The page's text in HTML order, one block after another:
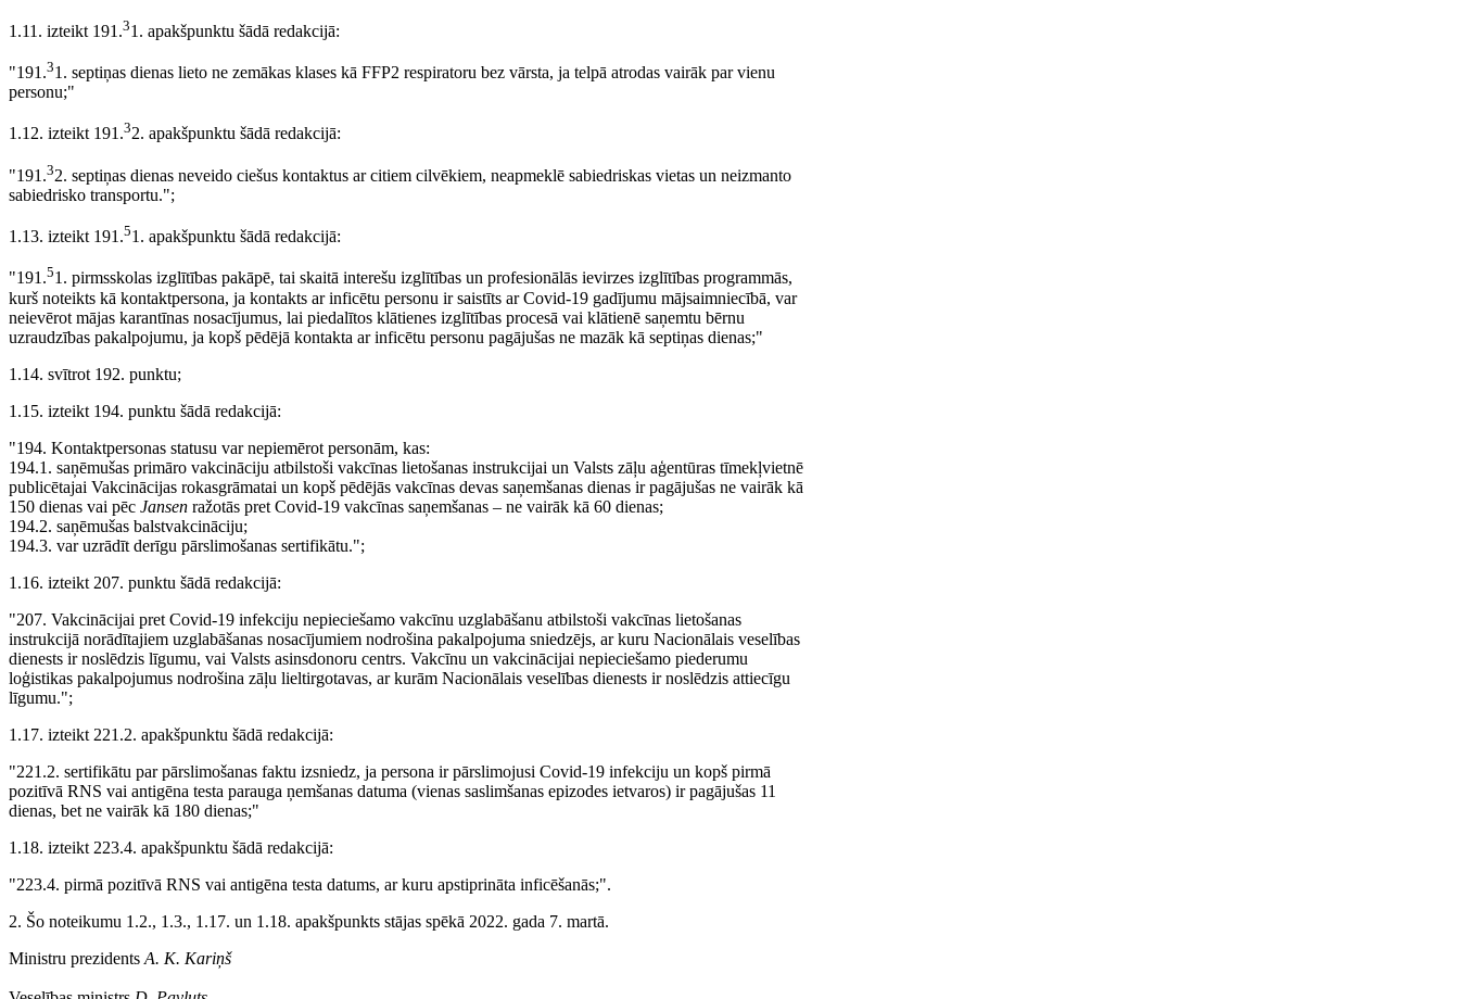
1.11. izteikt 191.31. apakšpunktu šādā redakcijā:
"191.31. septiņas dienas lieto ne zemākas klases kā FFP2 respiratoru bez vārsta, ja telpā atrodas vairāk par vienu
personu;"
1.12. izteikt 191.32. apakšpunktu šādā redakcijā:
"191.32. septiņas dienas neveido ciešus kontaktus ar citiem cilvēkiem, neapmeklē sabiedriskas vietas un neizmanto
sabiedrisko transportu.";
1.13. izteikt 191.51. apakšpunktu šādā redakcijā:
"191.51. pirmsskolas izglītības pakāpē, tai skaitā interešu izglītības un profesionālās ievirzes izglītības programmās,
kurš noteikts kā kontaktpersona, ja kontakts ar inficētu personu ir saistīts ar Covid-19 gadījumu mājsaimniecībā, var
neievērot mājas karantīnas nosacījumus, lai piedalītos klātienes izglītības procesā vai klātienē saņemtu bērnu
uzraudzības pakalpojumu, ja kopš pēdējā kontakta ar inficētu personu pagājušas ne mazāk kā septiņas dienas;"
1.14. svītrot 192. punktu;
1.15. izteikt 194. punktu šādā redakcijā:
"194. Kontaktpersonas statusu var nepiemērot personām, kas:
194.1. saņēmušas primāro vakcināciju atbilstoši vakcīnas lietošanas instrukcijai un Valsts zāļu aģentūras tīmekļvietnē
publicētajai Vakcinācijas rokasgrāmatai un kopš pēdējās vakcīnas devas saņemšanas dienas ir pagājušas ne vairāk kā
150 dienas vai pēc Jansen ražotās pret Covid-19 vakcīnas saņemšanas – ne vairāk kā 60 dienas;
194.2. saņēmušas balstvakcināciju;
194.3. var uzrādīt derīgu pārslimošanas sertifikātu.";
1.16. izteikt 207. punktu šādā redakcijā:
"207. Vakcinācijai pret Covid-19 infekciju nepieciešamo vakcīnu uzglabāšanu atbilstoši vakcīnas lietošanas
instrukcijā norādītajiem uzglabāšanas nosacījumiem nodrošina pakalpojuma sniedzējs, ar kuru Nacionālais veselības
dienests ir noslēdzis līgumu, vai Valsts asinsdonoru centrs. Vakcīnu un vakcinācijai nepieciešamo piederumu
loģistikas pakalpojumus nodrošina zāļu lieltirgotavas, ar kurām Nacionālais veselības dienests ir noslēdzis attiecīgu
līgumu.";
1.17. izteikt 221.2. apakšpunktu šādā redakcijā:
"221.2. sertifikātu par pārslimošanas faktu izsniedz, ja persona ir pārslimojusi Covid-19 infekciju un kopš pirmā
pozitīvā RNS vai antigēna testa parauga ņemšanas datuma (vienas saslimšanas epizodes ietvaros) ir pagājušas 11
dienas, bet ne vairāk kā 180 dienas;"
1.18. izteikt 223.4. apakšpunktu šādā redakcijā:
"223.4. pirmā pozitīvā RNS vai antigēna testa datums, ar kuru apstiprināta inficēšanās;".
2. Šo noteikumu 1.2., 1.3., 1.17. un 1.18. apakšpunkts stājas spēkā 2022. gada 7. martā.
Ministru prezidents A. K. Kariņš